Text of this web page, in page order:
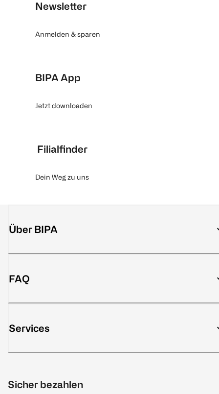
Newsletter
Anmelden & sparen
BIPA App
Jetzt downloaden
Filialfinder
Dein Weg zu uns
Über BIPA
FAQ
Services
Sicher bezahlen